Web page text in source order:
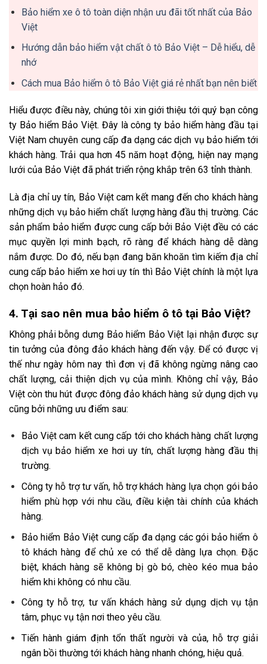
Bảo hiểm xe ô tô toàn diện nhận ưu đãi tốt nhất của Bảo
Việt
Hướng dẫn bảo hiểm vật chất ô tô Bảo Việt – Dễ hiểu, dễ
nhớ
Cách mua Bảo hiểm ô tô Bảo Việt giá rẻ nhất bạn nên biết
Hiểu được điều này, chúng tôi xin giới thiệu tới quý bạn công
ty Bảo hiểm Bảo Việt. Đây là công ty bảo hiểm hàng đầu tại
Việt Nam chuyên cung cấp đa dạng các dịch vụ bảo hiểm tới
khách hàng. Trải qua hơn 45 năm hoạt động, hiện nay mạng
lưới của Bảo Việt đã phát triển rộng khắp trên 63 tỉnh thành.
Là địa chỉ uy tín, Bảo Việt cam kết mang đến cho khách hàng
những dịch vụ bảo hiểm chất lượng hàng đầu thị trường. Các
sản phẩm bảo hiểm được cung cấp bởi Bảo Việt đều có các
mục quyền lợi minh bạch, rõ ràng để khách hàng dễ dàng
nắm được. Do đó, nếu bạn đang băn khoăn tìm kiếm địa chỉ
cung cấp bảo hiểm xe hơi uy tín thì Bảo Việt chính là một lựa
chọn hoàn hảo đó.
4. Tại sao nên mua bảo hiểm ô tô tại Bảo Việt?
Không phải bỗng dưng Bảo hiểm Bảo Việt lại nhận được sự
tin tưởng của đông đảo khách hàng đến vậy. Để có được vị
thế như ngày hôm nay thì đơn vị đã không ngừng nâng cao
chất lượng, cải thiện dịch vụ của mình. Không chỉ vậy, Bảo
Việt còn thu hút được đông đảo khách hàng sử dụng dịch vụ
cũng bởi những ưu điểm sau:
Bảo Việt cam kết cung cấp tới cho khách hàng chất lượng
dịch vụ bảo hiểm xe hơi uy tín, chất lượng hàng đầu thị
trường.
Công ty hỗ trợ tư vấn, hỗ trợ khách hàng lựa chọn gói bảo
hiểm phù hợp với nhu cầu, điều kiện tài chính của khách
hàng.
Bảo hiểm Bảo Việt cung cấp đa dạng các gói bảo hiểm ô
tô khách hàng để chủ xe có thể dễ dàng lựa chọn. Đặc
biệt, khách hàng sẽ không bị gò bó, chèo kéo mua bảo
hiểm khi không có nhu cầu.
Công ty hỗ trợ, tư vấn khách hàng sử dụng dịch vụ tận
tâm, phục vụ tận nơi theo yêu cầu.
Tiến hành giám định tổn thất người và của, hỗ trợ giải
ngân bồi thường tới khách hàng nhanh chóng, hiệu quả.